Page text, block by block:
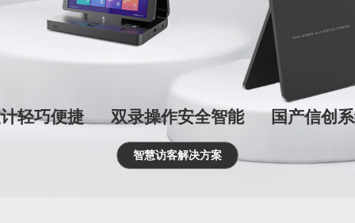
轻巧便捷 双录操作安全智能 国产信创
智慧访客解决方案